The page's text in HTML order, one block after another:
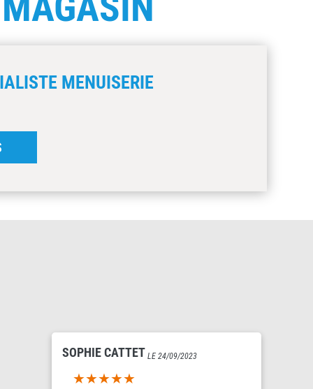
MENUISERIE
SOPHIE CATTET LE 24/09/2023
5out of 5